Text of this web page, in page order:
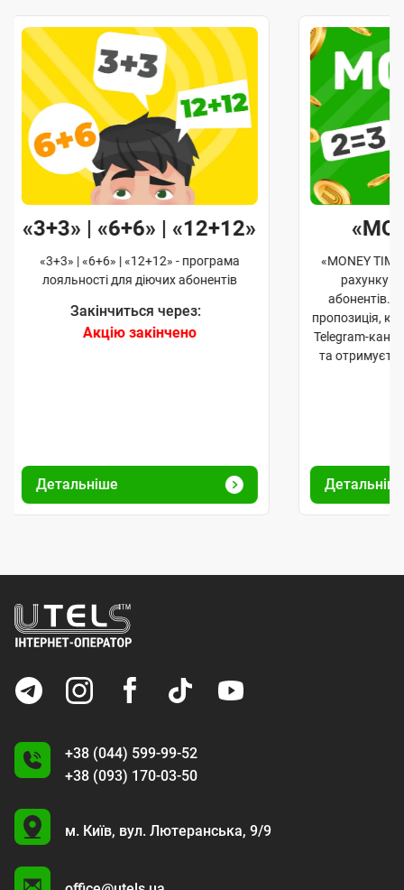
«3+3» | «6+6» | «12+12»
«3+3» | «6+6» | «12+12» - програма
лояльності для діючих абонентів
Закінчиться через:
Акцію закінчено
Детальніше
«MONEY
рахунку
абонентів.
пропозиція,
Telegram-
та
+38 (044) 599-99-52
+38 (093) 170-03-50
U
м. Київ, вул. Лютеранська, 9/9